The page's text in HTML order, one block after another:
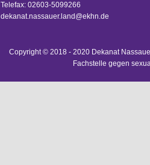
Telefax: 02603-5099266
dekanat.nassauer.land@ekhn.de
Copyright © 2018 - 2020 Dekanat
Fachstelle gegen